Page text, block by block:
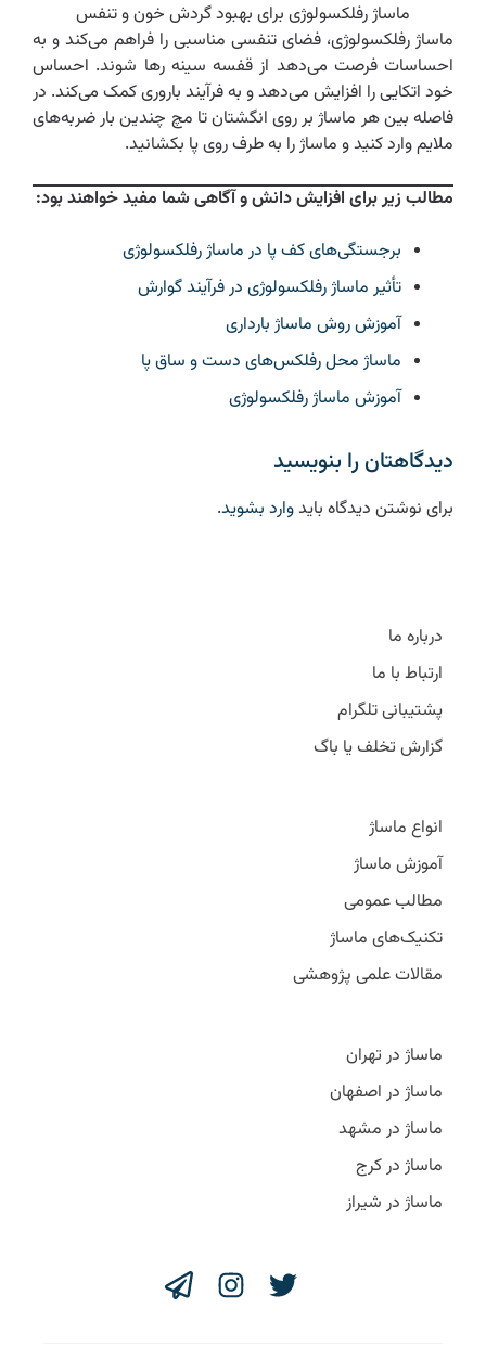
ماساژ رفلکسولوژی برای بهبود گردش خون و تنفس
ماساژ رفلکسولوژی، فضای تنفسی مناسبی را فراهم می‌کند و به
احساسات فرصت می‌دهد از قفسه سینه رها شوند. احساس
خود اتکایی را افزایش می‌دهد و به فرآیند باروری کمک می‌کند. در
فاصله بین هر ماساژ بر روی انگشتان تا مچ چندین بار ضربه‌های
ملایم وارد کنید و ماساژ را به طرف روی پا بکشانید.
مطالب زیر برای افزایش دانش و آگاهی شما مفید خواهند بود:
برجستگی‌های کف پا در ماساژ رفلکسولوژی
تأثیر ماساژ رفلکسولوژی در فرآیند گوارش
آموزش روش ماساژ بارداری
ماساژ محل رفلکس‌های دست و ساق پا
آموزش ماساژ رفلکسولوژی
دیدگاهتان را بنویسید
برای نوشتن دیدگاه بایدوارد بشوید.
درباره ما
ارتباط با ما
پشتیبانی تلگرام
گزارش تخلف یا باگ
انواع ماساژ
آموزش ماساژ
مطالب عمومی
تکنیک‌های ماساژ
مقالات علمی پژوهشی
ماساژ در تهران
ماساژ در اصفهان
ماساژ در مشهد
ماساژ در کرج
ماساژ در شیراز